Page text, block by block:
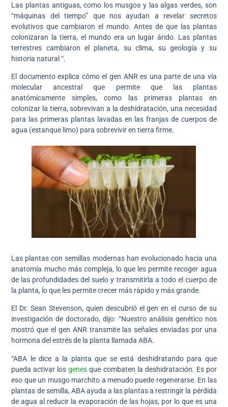
Las plantas antiguas, como los musgos y las algas verdes, son
“máquinas del tiempo” que nos ayudan a revelar secretos
evolutivos que cambiaron el mundo. Antes de que las plantas
colonizaran la tierra, el mundo era un lugar árido. Las plantas
terrestres cambiaron el planeta, su clima, su geología y su
historia natural “.
El documento explica cómo el gen ANR es una parte de una vía
molecular ancestral que permite que las plantas
anatómicamente simples, como las primeras plantas en
colonizar la tierra, sobrevivan a la deshidratación, una necesidad
para las primeras plantas lavadas en las franjas de cuerpos de
agua (estanque limo) para sobrevivir en tierra firme.
Las plantas con semillas modernas han evolucionado hacia una
anatomía mucho más compleja, lo que les permite recoger agua
de las profundidades del suelo y transmitirla a todo el cuerpo de
la planta, lo que les permite crecer más rápido y más grande.
El Dr. Sean Stevenson, quien descubrió el gen en el curso de su
investigación de doctorado, dijo: “Nuestro análisis genético nos
mostró que el gen ANR transmite las señales enviadas por una
hormona del estrés de la planta llamada ABA.
“ABA le dice a la planta que se está deshidratando para que
pueda activar losgenes que combaten la deshidratación. Es por
eso que un musgo marchito a menudo puede regenerarse. En las
plantas de semilla, ABA ayuda a las plantas a restringir la pérdida
de agua al reducir la evaporación de las hojas, por lo que es una